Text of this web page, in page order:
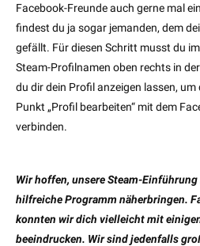
Facebook-Freunde auch gerne mal
findest du ja sogar jemanden, dem
gefällt. Für diesen Schritt musst du
Steam-Profilnamen oben rechts in
du dir dein Profil anzeigen lassen,
Punkt „Profil bearbeiten“ mit dem
verbinden.
Wir hoffen, unsere Steam-
hilfreiche Programm näherbringen.
konnten wir dich vielleicht mit
beeindrucken. Wir sind jedenfalls